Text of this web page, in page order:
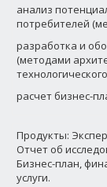
анализ
потребителей
разработка и
(методами
расчет бизнес-
Продукты:
Отчет об
Бизнес-план,
услуги.